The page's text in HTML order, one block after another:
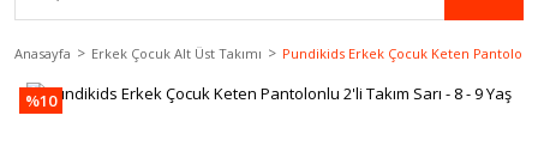
Anasayfa Erkek Çocuk Alt Üst Takımı Pundikids Erkek Çocuk Keten
%10